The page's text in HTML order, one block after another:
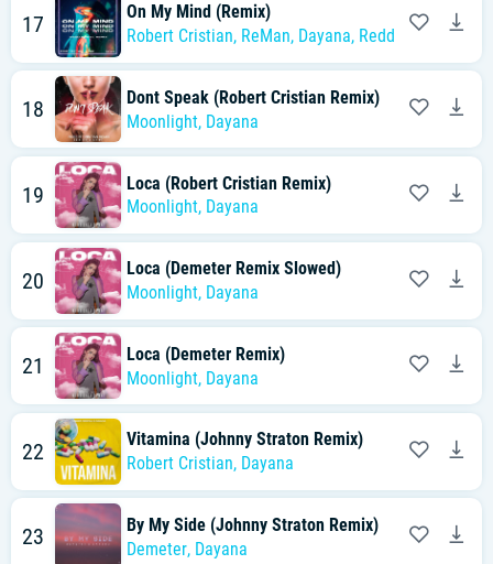
17
On My Mind (Remix)
Robert Cristian, ReMan, Dayana, Redd Daniel
18
Dont Speak (Robert Cristian Remix)
Moonlight, Dayana
19
Loca (Robert Cristian Remix)
Moonlight, Dayana
20
Loca (Demeter Remix Slowed)
Moonlight, Dayana
21
Loca (Demeter Remix)
Moonlight, Dayana
22
Vitamina (Johnny Straton Remix)
Robert Cristian, Dayana
23
By My Side (Johnny Straton Remix)
Demeter, Dayana